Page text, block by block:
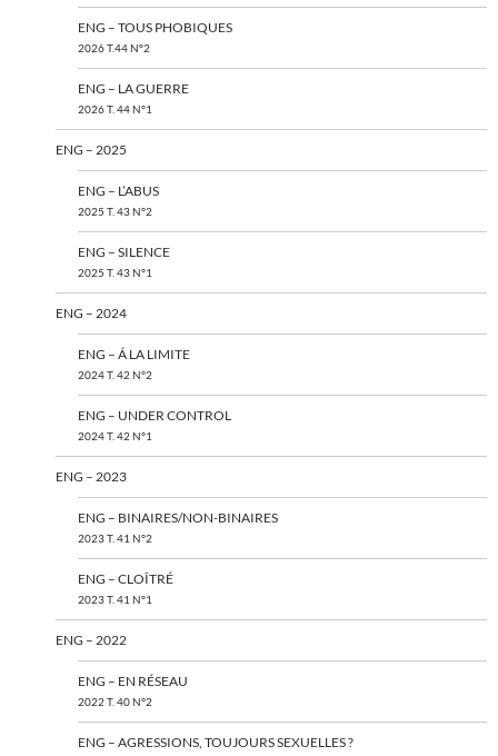
ENG – TOUS PHOBIQUES
2026 T.44 N°2
ENG – LA GUERRE
2026 T. 44 N°1
ENG – 2025
ENG – L’ABUS
2025 T. 43 N°2
ENG – SILENCE
2025 T. 43 N°1
ENG – 2024
ENG – Á LA LIMITE
2024 T. 42 N°2
ENG – UNDER CONTROL
2024 T. 42 N°1
ENG – 2023
ENG – BINAIRES/NON-BINAIRES
2023 T. 41 N°2
ENG – CLOÎTRÉ
2023 T. 41 N°1
ENG – 2022
ENG – EN RÉSEAU
2022 T. 40 N°2
ENG – AGRESSIONS, TOUJOURS SEXUELLES ?